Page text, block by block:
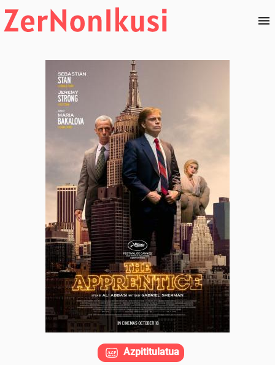
Azpititulatua